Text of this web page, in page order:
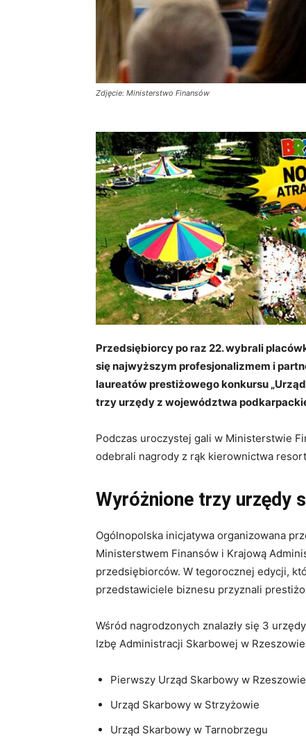
Zdjęcie: Ministerstwo Finansów
Przedsiębiorcy po raz 22. wybrali
się najwyższym profesjonalizmem i
laureatów prestiżowego konkursu
trzy urzędy z województwa
Podczas uroczystej gali w Ministerstwie
odebrali nagrody z rąk kierownictwa
Wyróżnione trzy urzędy
Ogólnopolska inicjatywa organizowana
Ministerstwem Finansów i Krajową
przedsiębiorców. W tegorocznej edycji,
przedstawiciele biznesu przyznali
Wśród nagrodzonych znalazły się 3
Izbę Administracji Skarbowej w
Pierwszy Urząd Skarbowy w Rzeszowie
Urząd Skarbowy w Strzyżowie
Urząd Skarbowy w Tarnobrzegu